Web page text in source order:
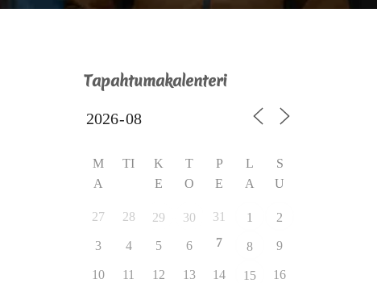
Tapahtumakalenteri
M
A
TI
K
E
T
O
P
E
L
A
S
U
27 28 29 30 31 1 2
3 4 5 6 7 8 9
10 11 12 13 14 15 16